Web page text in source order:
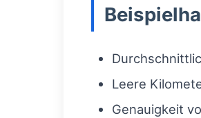
Leere
Genauigkeit